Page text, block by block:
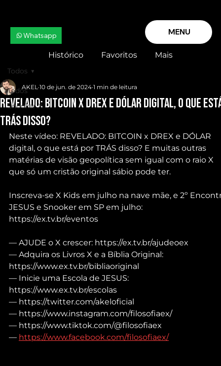
MENU
Whatsapp
Histórico Favoritos Mais
Todos
Snooker X
Todos
REVELADO: BITCOIN x DREX e DÓLAR digital, o que
TRÁS disso?
AKEL 10 de jun. de 2024 1 min de leitura
Neste vídeo: REVELADO: BITCOIN x DREX e DÓLAR
digital, o que está por TRÁS disso? E muitas outras
matérias de visão geopolítica sem igual com o raio X
que só um cristão original sábio pode ter.
Inscreva-se X Kids em julho na nave mãe, e 2º
JESUS e Snooker em SP em julho:
https://ex.tv.br/eventos
— AJUDE o X crescer: https://ex.tv.br/ajudeoex
— Adquira os Livros X e a Bíblia Original:
https://www.ex.tv.br/bibliaoriginal
— Inicie uma Escola de JESUS:
https://www.ex.tv.br/escolas
— https://twitter.com/akeloficial
— https://www.instagram.com/filosofiaex/
— https://www.tiktok.com/@filosofiaex
— https://www.facebook.com/filosofiaex/